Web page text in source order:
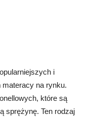
i
na rynku.
które są
sprężynę. Ten rodzaj